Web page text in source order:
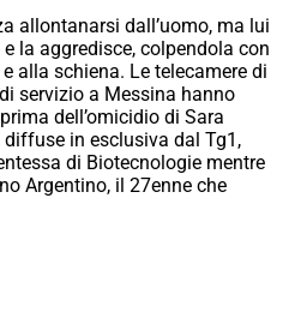
allontanarsi dall’uomo, ma lui
la aggredisce, colpendola con
alla schiena. Le telecamere di
servizio a Messina hanno
dell’omicidio di Sara
in esclusiva dal Tg1,
di Biotecnologie mentre
Argentino, il 27enne che